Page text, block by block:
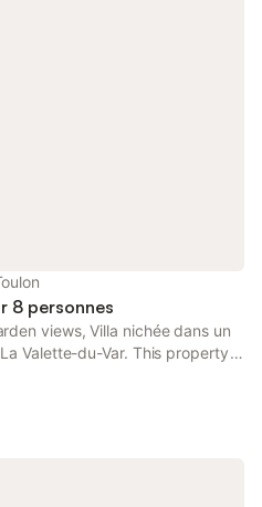
8 personnes
views, Villa nichée dans un
Valette-du-Var. This property
parking and free WiFi.
is set 5.